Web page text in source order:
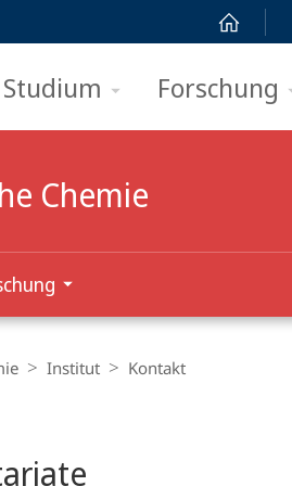
Studium Forschung
Chemie
Institut Kontakt